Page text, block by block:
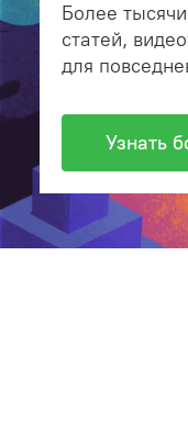
Более
статей,
для
Узнать